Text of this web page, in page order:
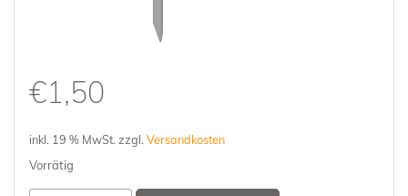
€1,50
inkl. 19 % MwSt. zzgl. Versandkosten
Vorrätig